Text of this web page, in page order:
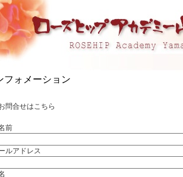
フォメーション
問合せはこちら
前
ルアドレス